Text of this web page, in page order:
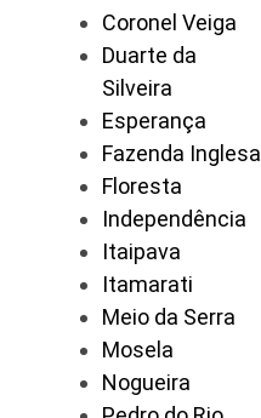
Coronel Veiga
Duarte da
Silveira
Esperança
Fazenda Inglesa
Floresta
Independência
Itaipava
Itamarati
Meio da Serra
Mosela
Nogueira